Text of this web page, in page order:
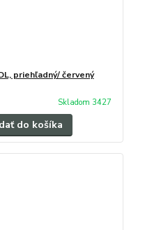
priehľadný/ červený
Skladom 3427
do košíka